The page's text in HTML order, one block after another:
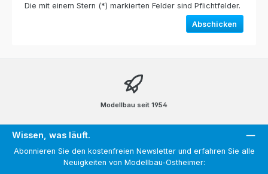
Die mit einem Stern (*) markierten Felder sind Pflichtfelder.
Abschicken
Modellbau seit 1954
Wissen, was läuft.
Abonnieren Sie den kostenfreien Newsletter und erfahren Sie alle
Neuigkeiten von Modellbau-Ostheimer: